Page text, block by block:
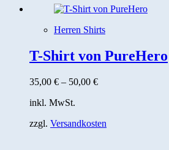
Herren Shirts
T-Shirt von PureHero
35,00 € – 50,00 €
inkl. MwSt.
zzgl. Versandkosten